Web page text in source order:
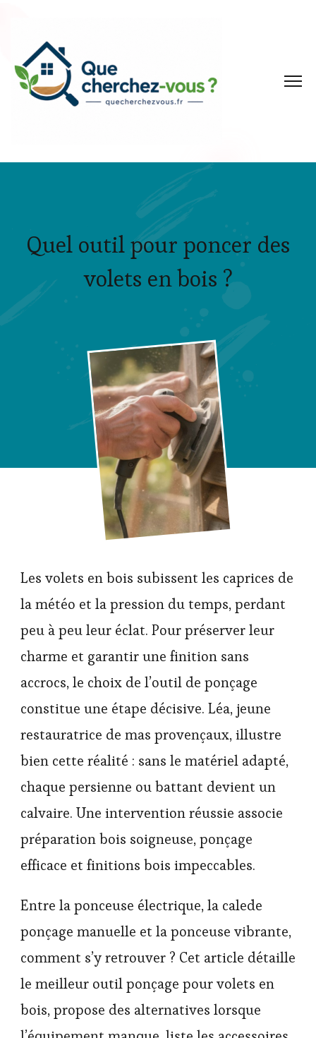
Quel outil pour poncer des
volets en bois ?
Les volets en bois subissent les caprices de
la météo et la pression du temps, perdant
peu à peu leur éclat. Pour préserver leur
charme et garantir une finition sans
accrocs, le choix de l’outil de ponçage
constitue une étape décisive. Léa, jeune
restauratrice de mas provençaux, illustre
bien cette réalité : sans le matériel adapté,
chaque persienne ou battant devient un
calvaire. Une intervention réussie associe
préparation bois soigneuse, ponçage
efficace et finitions bois impeccables.
Entre la ponceuse électrique, la calede
ponçage manuelle et la ponceuse vibrante,
comment s’y retrouver ? Cet article détaille
le meilleur outil ponçage pour volets en
bois, propose des alternatives lorsque